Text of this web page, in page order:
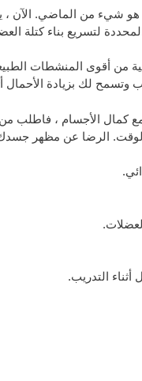
هو شيء من الماضي. الآن
لتسريع بناء كتلة
من أقوى المنشطات
وتسمح لك بزيادة
كمال الأجسام ، فاطلب
الرضا عن مظهر جسدك
التدريب.